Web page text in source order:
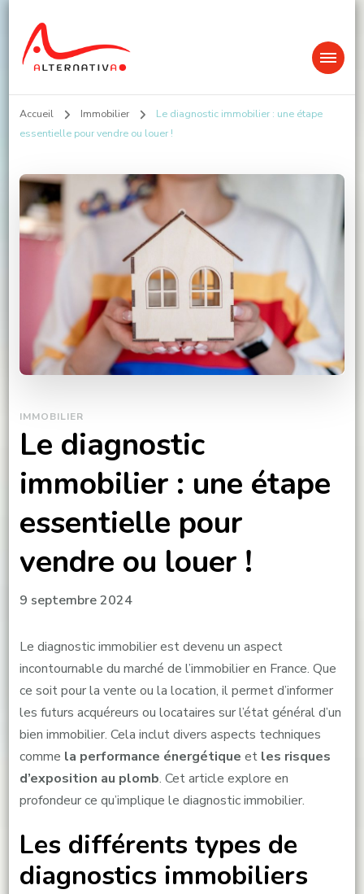
Alternativa
Accueil Immobilier
Le diagnostic immobilier : une étape
essentielle pour vendre ou louer !
IMMOBILIER
Le diagnostic
immobilier : une étape
essentielle pour
vendre ou louer !
9 septembre 2024
Le diagnostic immobilier est devenu un aspect
incontournable du marché de l’immobilier en France. Que
ce soit pour la vente ou la location, il permet d’informer
les futurs acquéreurs ou locataires sur l’état général d’un
bien immobilier. Cela inclut divers aspects techniques
comme la performance énergétique et les risques
d’exposition au plomb. Cet article explore en
profondeur ce qu’implique le diagnostic immobilier.
Les différents types de
diagnostics immobiliers